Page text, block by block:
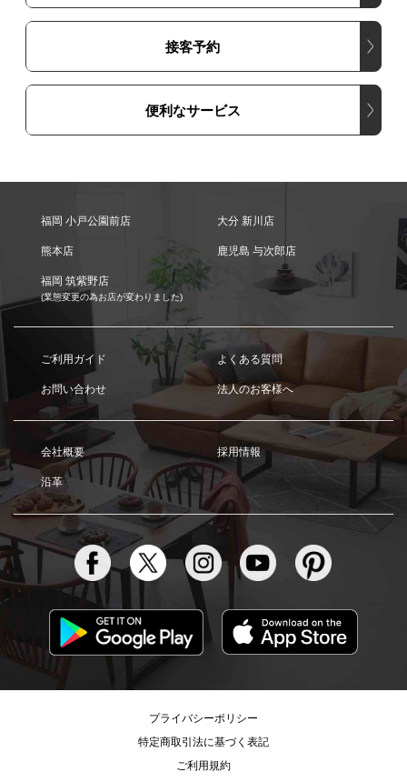
接客予約
便利なサービス
福岡 小戸公園前店 大分 新川店
熊本店 鹿児島 与次郎店
福岡 筑紫野店
(業態変更の為お店が変わりました)
ご利用ガイド よくある質問
お問い合わせ 法人のお客様へ
会社概要 採用情報
沿革
プライバシーポリシー
特定商取引法に基づく表記
ご利用規約